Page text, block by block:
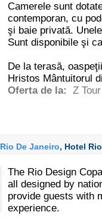
Camerele sunt
contemporan, cu
şi baie privată.
Sunt disponibile şi
De la terasă,
Hristos Mântuitorul
Oferta de la:
Z Tour
Rio De Janeiro, Hotel
The Rio Design
all designed by
provide guests with
experience.